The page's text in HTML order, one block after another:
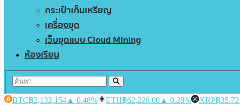
กระเป๋าเก็บเหรียญ
เครื่องขุด
เว็บขุดแบบ Cloud Mining
ห้องเรียน
BTC฿2,132,154 ▲ 0.48% ETH฿62,228.00 ▲ 0.28% XRP฿35.72